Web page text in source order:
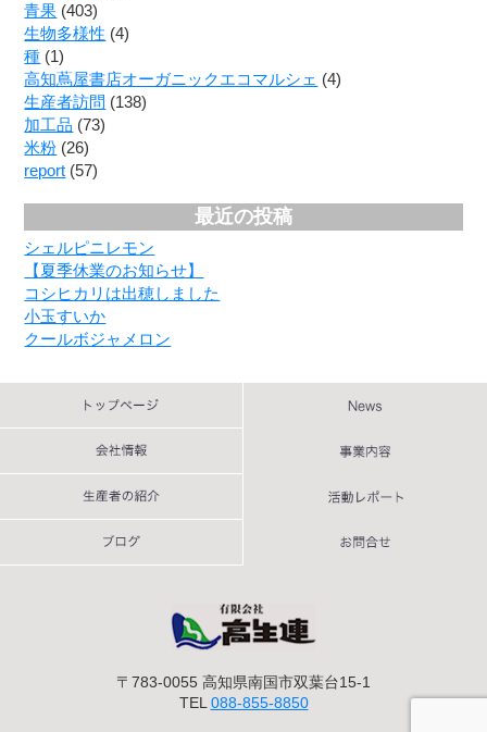
青果 (403)
生物多様性 (4)
種 (1)
高知蔦屋書店オーガニックエコマルシェ (4)
生産者訪問 (138)
加工品 (73)
米粉 (26)
report (57)
最近の投稿
シェルピニレモン
【夏季休業のお知らせ】
コシヒカリは出穂しました
小玉すいか
クールボジャメロン
〒783-0055 高知県南国市双葉台15-1
TEL088-855-8850